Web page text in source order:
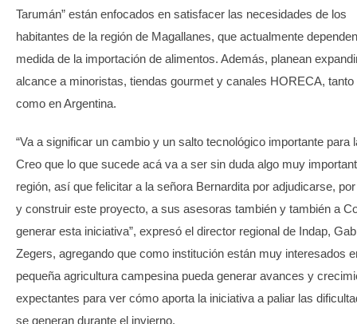
Tarumán” están enfocados en satisfacer las necesidades de los
habitantes de la región de Magallanes, que actualmente
medida de la importación de alimentos. Además, planean
alcance a minoristas, tiendas gourmet y canales HORECA, tanto
como en Argentina.
“Va a significar un cambio y un salto tecnológico importante para
Creo que lo que sucede acá va a ser sin duda algo muy
región, así que felicitar a la señora Bernardita por adjudicarse,
y construir este proyecto, a sus asesoras también y también a
generar esta iniciativa”, expresó el director regional de Indap,
Zegers, agregando que como institución están muy interesados
pequeña agricultura campesina pueda generar avances y
expectantes para ver cómo aporta la iniciativa a paliar las
se generan durante el invierno.